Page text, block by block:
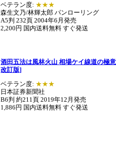
ベテラン度: ★★★
森生文乃/林輝太郎 パンローリング
A5判 232頁 2004年6月発売
2,200円 国内送料無料 すぐ発送
酒田五法は風林火山 相場ケイ線道の極
改訂版]
ベテラン度: ★★★
日本証券新聞社
B6判 約211頁 2019年12月発売
1,886円 国内送料無料 すぐ発送